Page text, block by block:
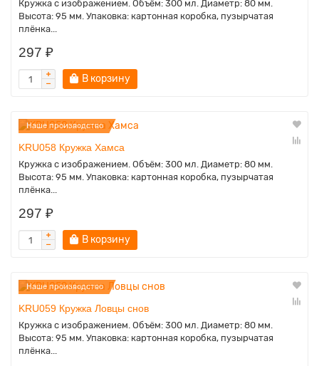
Кружка с изображением. Объём: 300 мл. Диаметр: 80 мм.
Высота: 95 мм. Упаковка: картонная коробка, пузырчатая
плёнка...
297 ₽
В корзину
Наше производство
KRU058 Кружка Хамса
Кружка с изображением. Объём: 300 мл. Диаметр: 80 мм.
Высота: 95 мм. Упаковка: картонная коробка, пузырчатая
плёнка...
297 ₽
В корзину
Наше производство
KRU059 Кружка Ловцы снов
Кружка с изображением. Объём: 300 мл. Диаметр: 80 мм.
Высота: 95 мм. Упаковка: картонная коробка, пузырчатая
плёнка...